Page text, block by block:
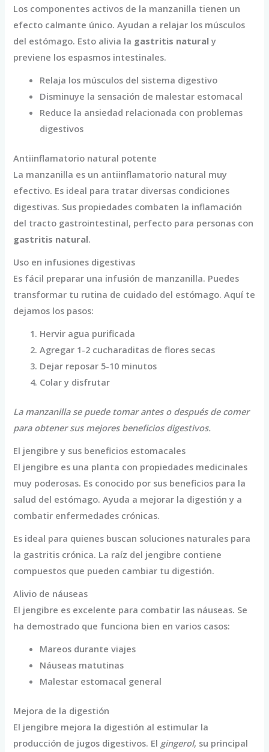
Los componentes activos de la manzanilla tienen un
efecto calmante único. Ayudan a relajar los músculos
del estómago. Esto alivia la gastritis natural y
previene los espasmos intestinales.
Relaja los músculos del sistema digestivo
Disminuye la sensación de malestar estomacal
Reduce la ansiedad relacionada con problemas
digestivos
Antiinflamatorio natural potente
La manzanilla es un antiinflamatorio natural muy
efectivo. Es ideal para tratar diversas condiciones
digestivas. Sus propiedades combaten la inflamación
del tracto gastrointestinal, perfecto para personas con
gastritis natural.
Uso en infusiones digestivas
Es fácil preparar una infusión de manzanilla. Puedes
transformar tu rutina de cuidado del estómago. Aquí te
dejamos los pasos:
Hervir agua purificada
Agregar 1-2 cucharaditas de flores secas
Dejar reposar 5-10 minutos
Colar y disfrutar
La manzanilla se puede tomar antes o después de comer
para obtener sus mejores beneficios digestivos.
El jengibre y sus beneficios estomacales
El jengibre es una planta con propiedades medicinales
muy poderosas. Es conocido por sus beneficios para la
salud del estómago. Ayuda a mejorar la digestión y a
combatir enfermedades crónicas.
Es ideal para quienes buscan soluciones naturales para
la gastritis crónica. La raíz del jengibre contiene
compuestos que pueden cambiar tu digestión.
Alivio de náuseas
El jengibre es excelente para combatir las náuseas. Se
ha demostrado que funciona bien en varios casos:
Mareos durante viajes
Náuseas matutinas
Malestar estomacal general
Mejora de la digestión
El jengibre mejora la digestión al estimular la
producción de jugos digestivos. El gingerol, su principal